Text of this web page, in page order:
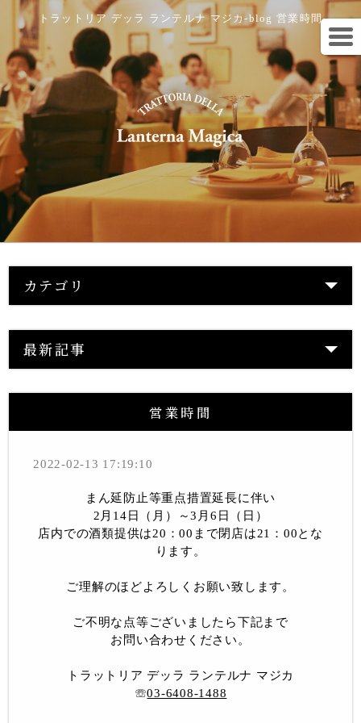
トラットリア デッラ ランテルナ マジカ-blog 営業時間
カテゴリ
最新記事
営業時間
2022-02-13 17:19:10
まん延防止等重点措置延長に伴い
2月14日（月）～3月6日（日）
店内での酒類提供は20：00まで閉店は21：00とな
ります。
ご理解のほどよろしくお願い致します。
ご不明な点等ございましたら下記まで
お問い合わせください。
トラットリア デッラ ランテルナ マジカ
☏03-6408-1488